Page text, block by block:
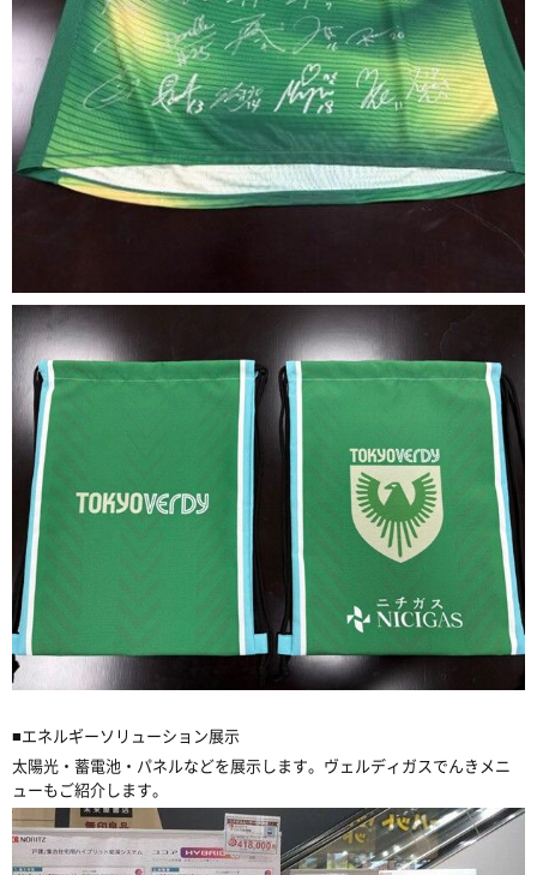
■エネルギーソリューション展示
太陽光・蓄電池・パネルなどを展示します。ヴェルディガスでんきメニ
ューもご紹介します。